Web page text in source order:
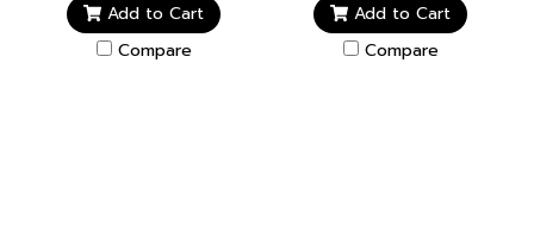
Add to Cart
Compare
Add to Cart
Compare